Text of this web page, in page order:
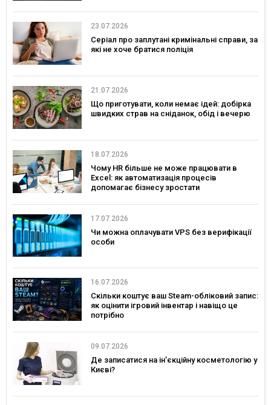
23.07.2026
Серіал про заплутані кримінальні справи, за
які не хоче братися поліція
21.07.2026
Що приготувати, коли немає ідей: добірка
швидких страв на сніданок, обід і вечерю
18.07.2026
Чому HR більше не може працювати в
Excel: як автоматизація процесів
допомагає бізнесу зростати
17.07.2026
Чи можна оплачувати VPS без верифікації
особи
16.07.2026
Скільки коштує ваш Steam-обліковий запис:
як оцінити ігровий інвентар і навіщо це
потрібно
09.07.2026
Де записатися на ін’єкційну косметологію у
Києві?